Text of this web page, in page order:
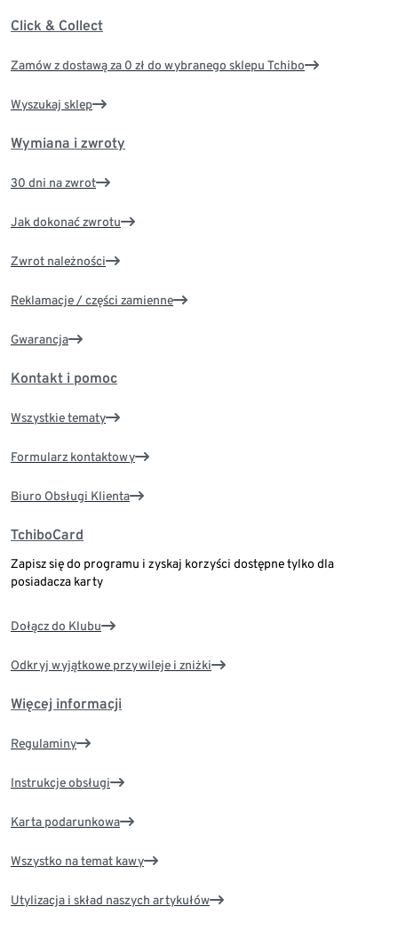
Click & Collect
Zamów z dostawą za 0 zł do wybranego sklepu Tchibo
Wyszukaj sklep
Wymiana i zwroty
30 dni na zwrot
Jak dokonać zwrotu
Zwrot należności
Reklamacje / części zamienne
Gwarancja
Kontakt i pomoc
Wszystkie tematy
Formularz kontaktowy
Biuro Obsługi Klienta
TchiboCard
Zapisz się do programu i zyskaj korzyści dostępne tylko dla
posiadacza karty
Dołącz do Klubu
Odkryj wyjątkowe przywileje i zniżki
Więcej informacji
Regulaminy
Instrukcje obsługi
Karta podarunkowa
Wszystko na temat kawy
Utylizacja i skład naszych artykułów